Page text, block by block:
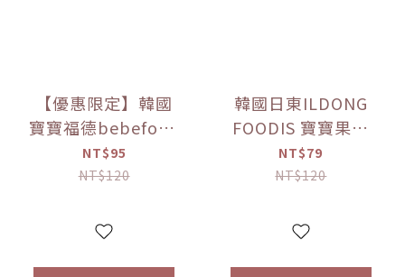
【優惠限定】韓國
寶寶福德bebefood
接骨木莓果汁
(80ml)
NT$95
NT$120
韓國日東ILDONG
FOODIS 寶寶果汁
桔梗梨/蘋果黑棗
(100ml) 【優惠限
NT$79
NT$120